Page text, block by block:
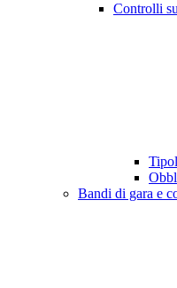
Controlli
Bandi di gara e